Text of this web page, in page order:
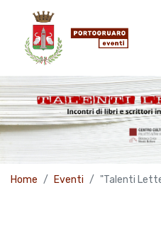
Home Eventi "Talenti